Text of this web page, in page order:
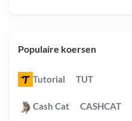
Populaire koersen
Tutorial TUT
Cash Cat CASHCAT